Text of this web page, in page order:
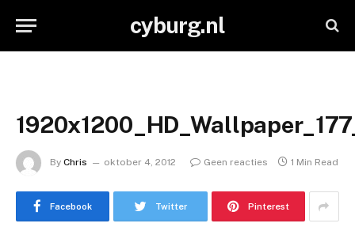
cyburg.nl
By Chris oktober 4, 2012 Geen reacties 1 Min Read
Facebook Twitter Pinterest